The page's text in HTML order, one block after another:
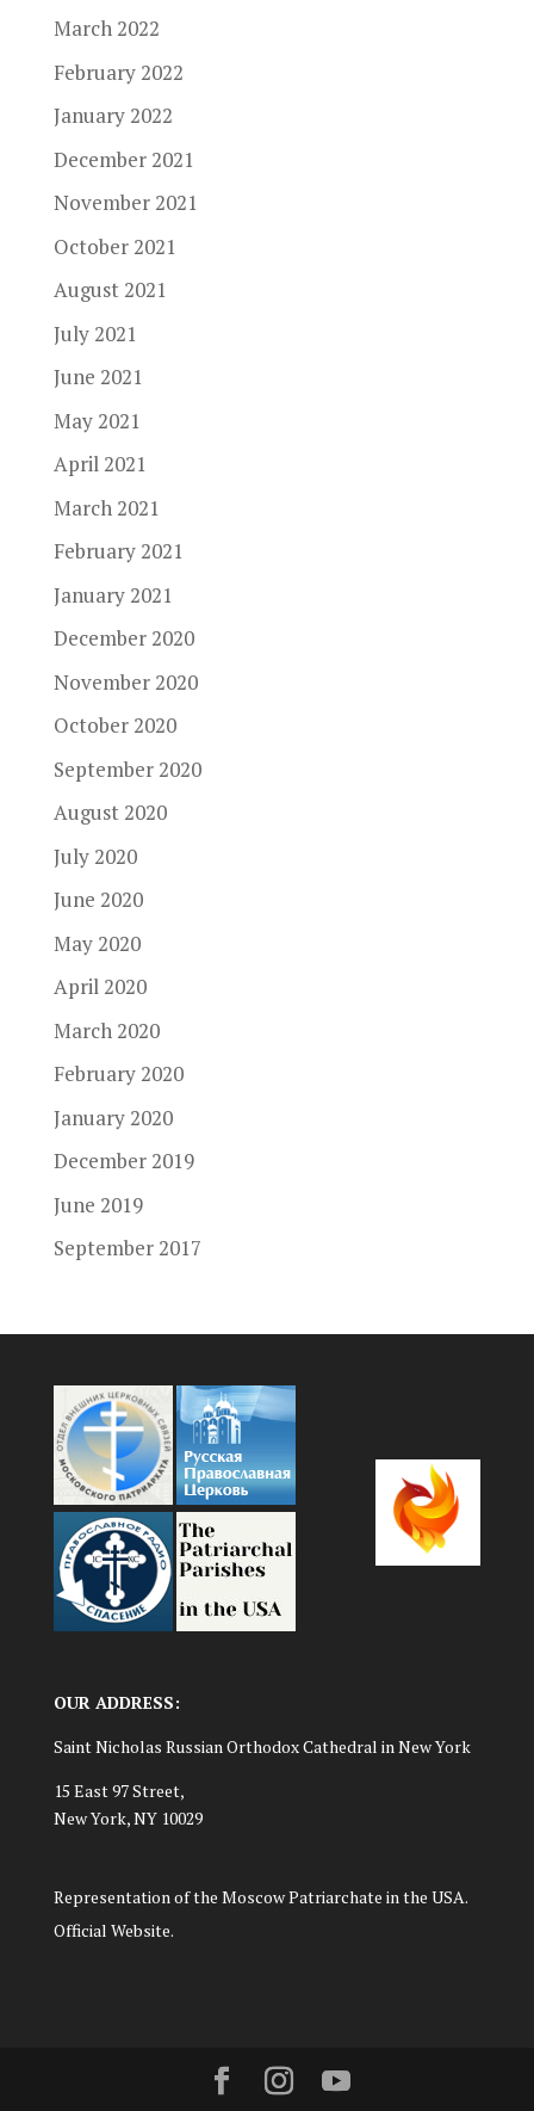
March 2022
February 2022
January 2022
December 2021
November 2021
October 2021
August 2021
July 2021
June 2021
May 2021
April 2021
March 2021
February 2021
January 2021
December 2020
November 2020
October 2020
September 2020
August 2020
July 2020
June 2020
May 2020
April 2020
March 2020
February 2020
January 2020
December 2019
June 2019
September 2017
OUR ADDRESS:
Saint Nicholas Russian Orthodox Cathedral in New York
15 East 97 Street,
New York, NY 10029
Representation of the Moscow Patriarchate in the USA.
Official Website.